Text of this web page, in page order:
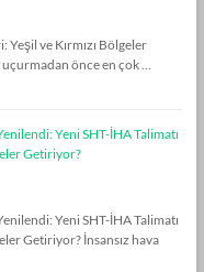
ve Kırmızı Bölgeler
önce en çok …
Yeni SHT-İHA Talimatı
Getiriyor?
Yeni SHT-İHA Talimatı
Getiriyor? İnsansız hava